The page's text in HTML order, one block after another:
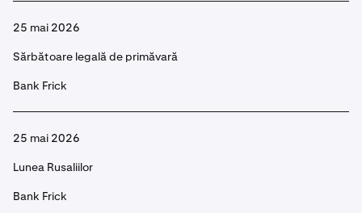
25 mai 2026
Sărbătoare legală de primăvară
Bank Frick
25 mai 2026
Lunea Rusaliilor
Bank Frick